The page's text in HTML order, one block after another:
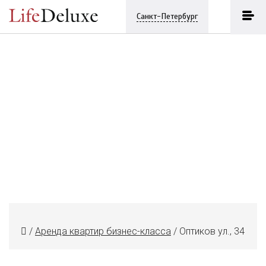
Санкт-Петербург
/ Аренда квартир бизнес-класса / Оптиков ул., 34